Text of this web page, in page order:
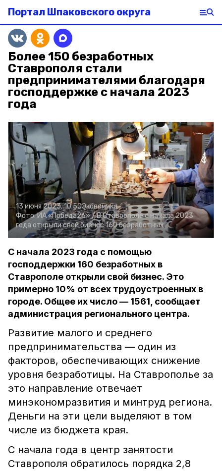
Портал Шпаковского округа
Более 150 безработных
Ставрополя стали
предпринимателями благодаря
господдержке с начала 2023
года
13 июня 2023, 10:50Экономика
Фото:ИА «Победа26» /В Ставрополе с начала 2023
года открыли свой бизнес 160 безработных
С начала 2023 года с помощью
господдержки 160 безработных в
Ставрополе открыли свой бизнес. Это
примерно 10% от всех трудоустроенных в
городе. Общее их число — 1561, сообщает
администрация регионального центра.
Развитие малого и среднего
предпринимательства — один из
факторов, обеспечивающих снижение
уровня безработицы. На Ставрополье за
это направление отвечает
минэкономразвития и минтруд региона.
Деньги на эти цели выделяют в том
числе из бюджета края.
С начала года в центр занятости
Ставрополя обратилось порядка 2,8